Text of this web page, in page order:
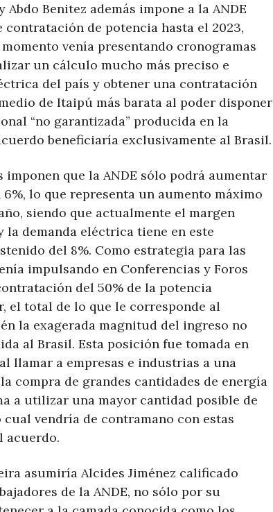
Benitez además impone a la ANDE
de potencia hasta el 2023,
venía presentando cronogramas
un cálculo mucho más preciso e
del país y obtener una contratación
de Itaipú más barata al poder disponer
“no garantizada” producida en la
beneficiaría exclusivamente al Brasil.
imponen que la ANDE sólo podrá aumentar
lo que representa un aumento máximo
siendo que actualmente el margen
demanda eléctrica tiene en este
del 8%. Como estrategia para las
impulsando en Conferencias y Foros
del 50% de la potencia
el total de lo que le corresponde al
la exagerada magnitud del ingreso no
al Brasil. Esta posición fue tomada en
llamar a empresas e industrias a una
compra de grandes cantidades de energía
a utilizar una mayor cantidad posible de
vendría de contramano con estas
acuerdo.
asumiría Alcides Jiménez calificado
de la ANDE, no sólo por su